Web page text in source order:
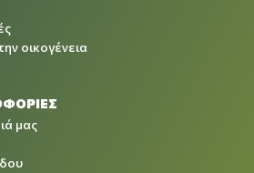
οικογένεια
μας